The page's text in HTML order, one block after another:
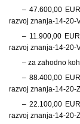
– 47.600,00
razvoj znanja-14-20-
– 11.900,00
razvoj znanja-14-20-
– za zahodno
– 88.400,00
razvoj znanja-14-20-
– 22.100,00
razvoj znanja-14-20-